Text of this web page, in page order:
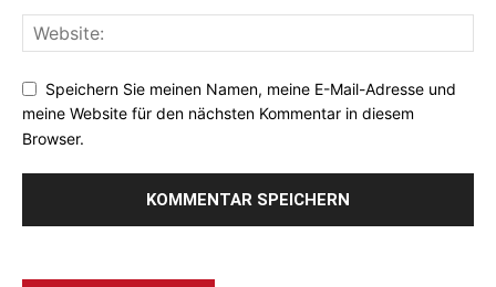
Speichern Sie meinen Namen, meine E-Mail-Adresse und
meine Website für den nächsten Kommentar in diesem
Browser.